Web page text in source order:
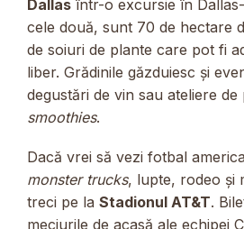
Dallas într-o excursie în
cele două, sunt 70 de hectare
de soiuri de plante care pot fi
liber. Grădinile găzduiesc și
degustări de vin sau ateliere
smoothies.
Dacă vrei să vezi fotbal
monster trucks, lupte, rodeo și
treci pe la Stadionul AT&T.
meciurile de acasă ale echipei